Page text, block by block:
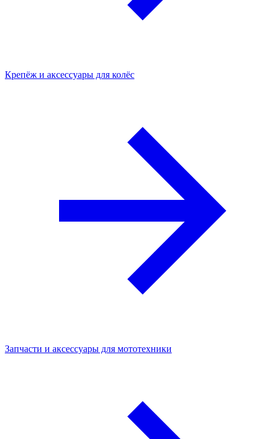
Крепёж и аксессуары для колёс
Запчасти и аксессуары для мототехники